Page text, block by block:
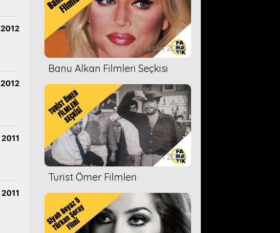
2012
2012
2011
2011
18 Nisan 2023
Banu Alkan Filmleri Seçkisi
05 Nisan 2023
Turist Ömer Filmleri